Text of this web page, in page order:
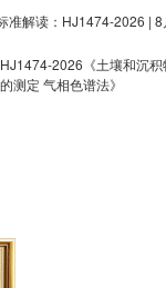
HJ1474-2026《土壤和沉
的测定 气相色谱法》